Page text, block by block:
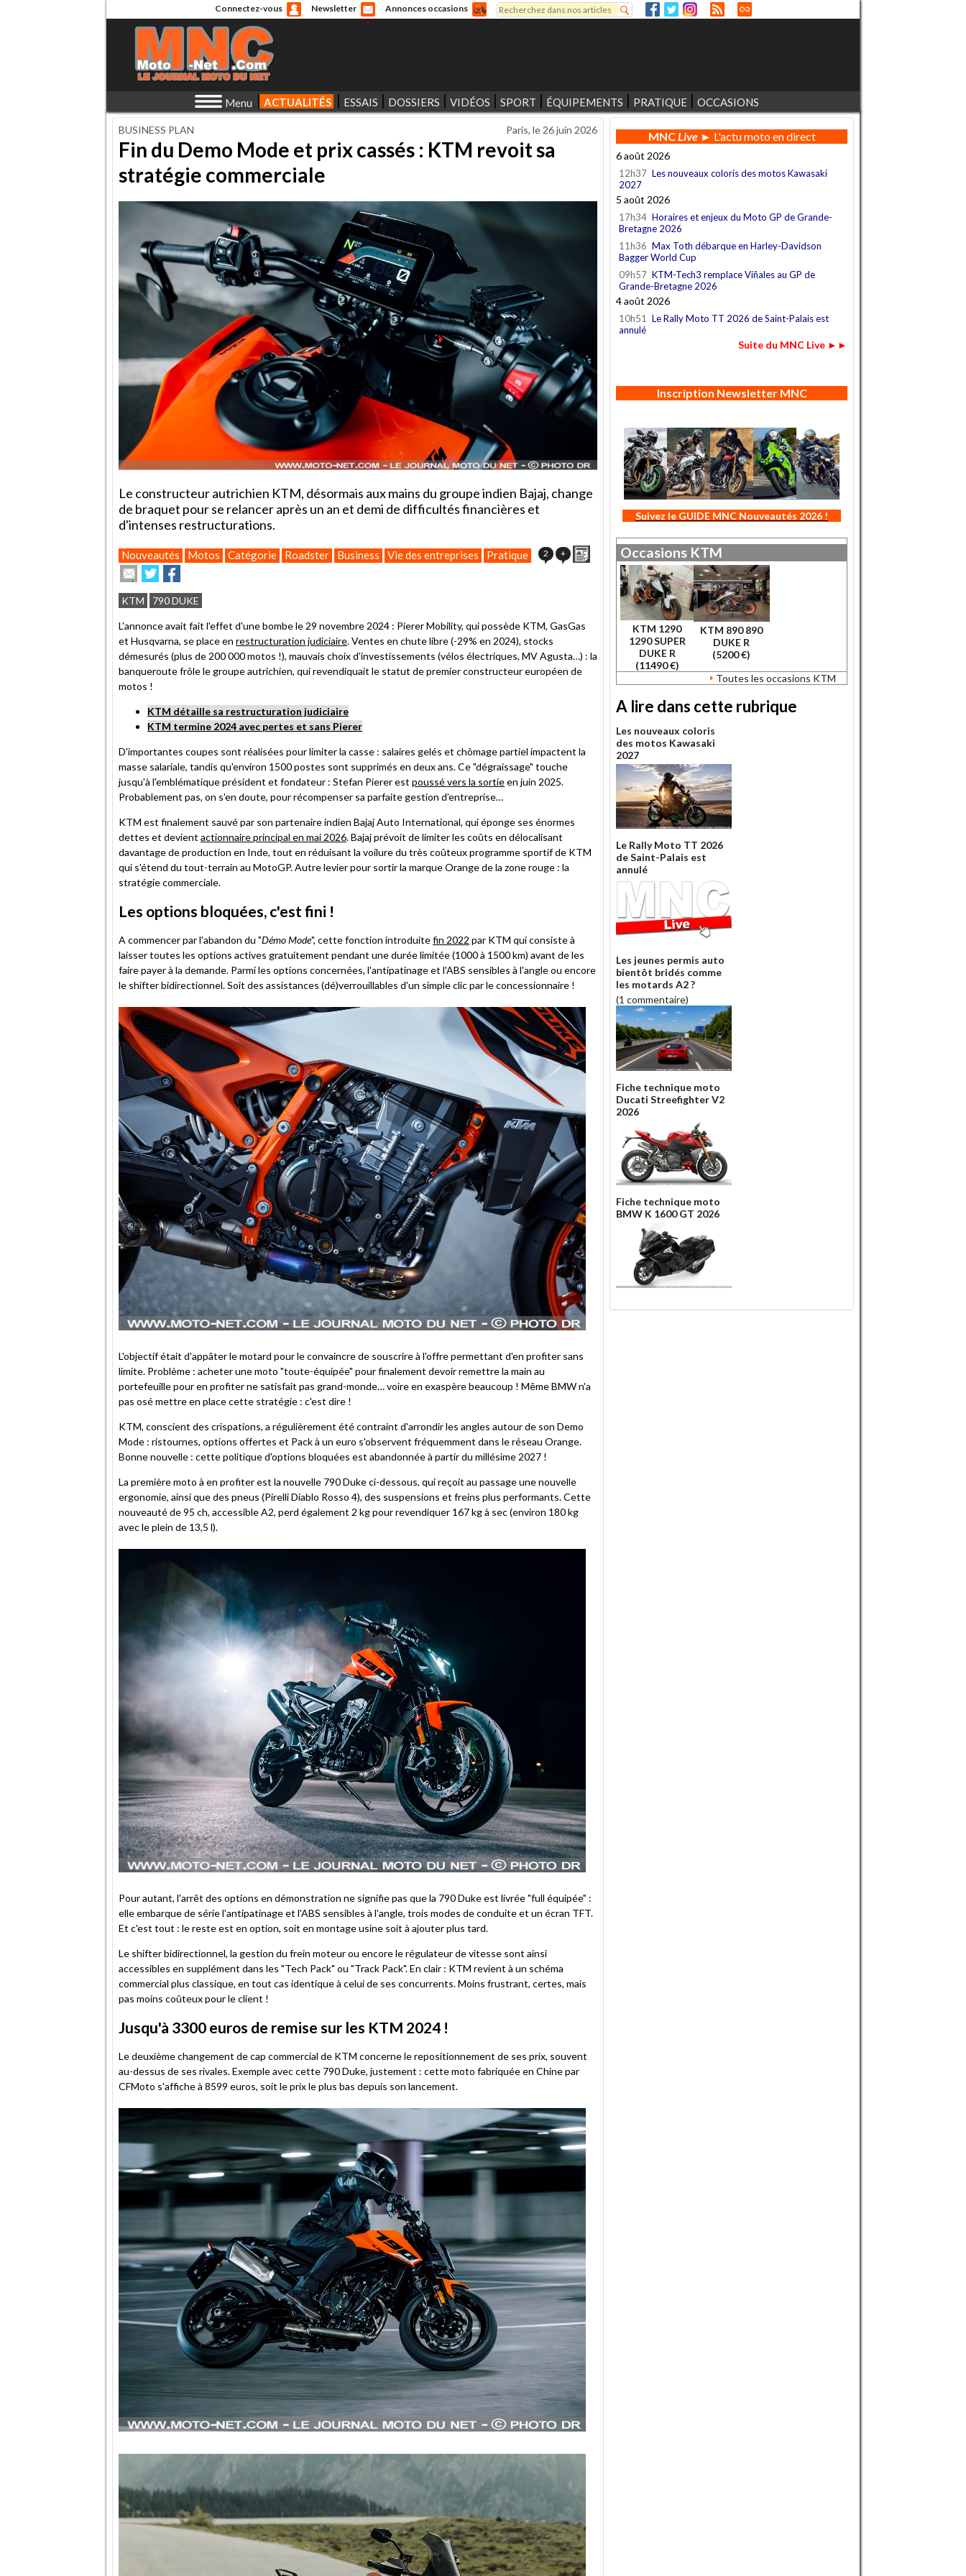
Connectez-vous Newsletter Annonces occasions
Formulaire de recherche
Rechercher
Menu ACTUALITÉS ESSAIS DOSSIERS VIDÉOS SPORT ÉQUIPEMENTS PRATIQUE OCCASIONS
BUSINESS PLAN Paris, le 26 juin 2026
Fin du Demo Mode et prix cassés : KTM revoit sa
stratégie commerciale
Le constructeur autrichien KTM, désormais aux mains du groupe indien Bajaj, change
de braquet pour se relancer après un an et demi de difficultés financières et
d'intenses restructurations.
Nouveautés Motos Catégorie Roadster Business Vie des entreprises Pratique 2 +
Imprimer
Envoyer
cet
article
à
un
ami
Partager
sur
Twitter
sur
Facebook
KTM 790 DUKE
L'annonce avait fait l'effet d'une bombe le 29 novembre 2024 : Pierer Mobility, qui possède KTM, GasGas
et Husqvarna, se place en restructuration judiciaire. Ventes en chute libre (-29% en 2024), stocks
démesurés (plus de 200 000 motos !), mauvais choix d'investissements (vélos électriques, MV Agusta…) : la
banqueroute frôle le groupe autrichien, qui revendiquait le statut de premier constructeur européen de
motos !
KTM détaille sa restructuration judiciaire
KTM termine 2024 avec pertes et sans Pierer
D'importantes coupes sont réalisées pour limiter la casse : salaires gelés et chômage partiel impactent la
masse salariale, tandis qu'environ 1500 postes sont supprimés en deux ans. Ce "dégraissage" touche
jusqu'à l'emblématique président et fondateur : Stefan Pierer est poussé vers la sortieen juin 2025.
Probablement pas, on s'en doute, pour récompenser sa parfaite gestion d'entreprise…
KTM est finalement sauvé par son partenaire indien Bajaj Auto International, qui éponge ses énormes
dettes et devient actionnaire principal en mai 2026. Bajaj prévoit de limiter les coûts en délocalisant
davantage de production en Inde, tout en réduisant la voilure du très coûteux programme sportif de KTM
qui s'étend du tout-terrain au MotoGP. Autre levier pour sortir la marque Orange de la zone rouge : la
stratégie commerciale.
Les options bloquées, c'est fini !
A commencer par l'abandon du "Démo Mode", cette fonction introduitefin 2022 par KTM qui consiste à
laisser toutes les options actives gratuitement pendant une durée limitée (1000 à 1500 km) avant de les
faire payer à la demande. Parmi les options concernées, l'antipatinage et l'ABS sensibles à l'angle ou encore
le shifter bidirectionnel. Soit des assistances (dé)verrouillables d'un simple clic par le concessionnaire !
L'objectif était d'appâter le motard pour le convaincre de souscrire à l'offre permettant d'en profiter sans
limite. Problème : acheter une moto "toute-équipée" pour finalement devoir remettre la main au
portefeuille pour en profiter ne satisfait pas grand-monde… voire en exaspère beaucoup ! Même BMW n'a
pas osé mettre en place cette stratégie : c'est dire !
KTM, conscient des crispations, a régulièrement été contraint d'arrondir les angles autour de son Demo
Mode : ristournes, options offertes et Pack à un euro s'observent fréquemment dans le réseau Orange.
Bonne nouvelle : cette politique d'options bloquées est abandonnée à partir du millésime 2027 !
La première moto à en profiter est la nouvelle 790 Duke ci-dessous, qui reçoit au passage une nouvelle
ergonomie, ainsi que des pneus (Pirelli Diablo Rosso 4), des suspensions et freins plus performants. Cette
nouveauté de 95 ch, accessible A2, perd également 2 kg pour revendiquer 167 kg à sec (environ 180 kg
avec le plein de 13,5 l).
Pour autant, l'arrêt des options en démonstration ne signifie pas que la 790 Duke est livrée "full équipée" :
elle embarque de série l'antipatinage et l'ABS sensibles à l'angle, trois modes de conduite et un écran TFT.
Et c'est tout : le reste est en option, soit en montage usine soit à ajouter plus tard.
Le shifter bidirectionnel, la gestion du frein moteur ou encore le régulateur de vitesse sont ainsi
accessibles en supplément dans les "Tech Pack" ou "Track Pack". En clair : KTM revient à un schéma
commercial plus classique, en tout cas identique à celui de ses concurrents. Moins frustrant, certes, mais
pas moins coûteux pour le client !
Jusqu'à 3300 euros de remise sur les KTM 2024 !
Le deuxième changement de cap commercial de KTM concerne le repositionnement de ses prix, souvent
au-dessus de ses rivales. Exemple avec cette 790 Duke, justement : cette moto fabriquée en Chine par
CFMoto s'affiche à 8599 euros, soit le prix le plus bas depuis son lancement.
MNCLive► L'actu moto en direct
6 août 2026
12h37 Les nouveaux coloris des motos Kawasaki
2027
5 août 2026
17h34 Horaires et enjeux du Moto GP de Grande-
Bretagne 2026
11h36 Max Toth débarque en Harley-Davidson
Bagger World Cup
09h57 KTM-Tech3 remplace Viñales au GP de
Grande-Bretagne 2026
4 août 2026
10h51
Le Rally Moto TT 2026 de Saint-Palais est
annulé
Suite du MNC Live ►►
Inscription Newsletter MNC
Suivez le GUIDE MNC Nouveautés 2026 !
Occasions KTM
KTM 1290
1290 SUPER
DUKE R
(11490 €)
KTM 890 890
DUKE R
(5200 €)
Toutes les occasions KTM
A lire dans cette rubrique
Les nouveaux coloris
des motos Kawasaki
2027
Le Rally Moto TT 2026
de Saint-Palais est
annulé
Les jeunes permis auto
bientôt bridés comme
les motards A2 ?
(1 commentaire)
Fiche technique moto
Ducati Streefighter V2
2026
Fiche technique moto
BMW K 1600 GT 2026